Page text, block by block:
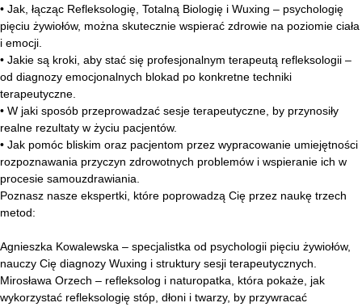
• Jak, łącząc Refleksologię, Totalną Biologię i Wuxing – psychologię
pięciu żywiołów, można skutecznie wspierać zdrowie na poziomie ciała
i emocji.
• Jakie są kroki, aby stać się profesjonalnym terapeutą refleksologii –
od diagnozy emocjonalnych blokad po konkretne techniki
terapeutyczne.
• W jaki sposób przeprowadzać sesje terapeutyczne, by przynosiły
realne rezultaty w życiu pacjentów.
• Jak pomóc bliskim oraz pacjentom przez wypracowanie umiejętności
rozpoznawania przyczyn zdrowotnych problemów i wspieranie ich w
procesie samouzdrawiania.
Poznasz nasze ekspertki, które poprowadzą Cię przez naukę trzech
metod:
Agnieszka Kowalewska – specjalistka od psychologii pięciu żywiołów,
nauczy Cię diagnozy Wuxing i struktury sesji terapeutycznych.
Mirosława Orzech – refleksolog i naturopatka, która pokaże, jak
wykorzystać refleksologię stóp, dłoni i twarzy, by przywracać